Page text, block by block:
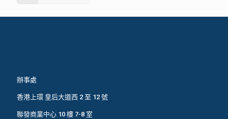
辦事處
香港上環 皇后大道西 2 至 12 號
聯發商業中心 10 樓 7-8 室